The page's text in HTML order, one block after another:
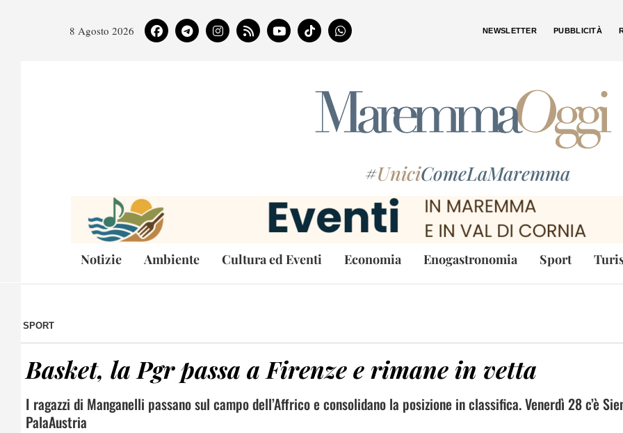
8 Agosto 2026 NEWSLETTER PUBBLICITÀ
#UniciComeLaMaremma
Notizie Ambiente Cultura ed Eventi Economia Enogastronomia Sport
SPORT
Basket, la Pgr passa a Firenze e rimane in vetta
I ragazzi di Manganelli passano sul campo dell’Affrico e consolidano la posizione in classifica. Venerdì 28 c’è
PalaAustria